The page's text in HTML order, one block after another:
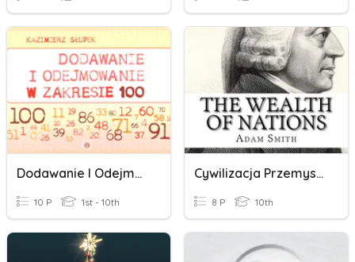
Dodawanie I Odejmowanie W Zakresie 100
10 P 1st - 10th
Cywilizacja Przemysłowa XIX W., Idee I Kultura I Poł. XIX W.
8 P 10th